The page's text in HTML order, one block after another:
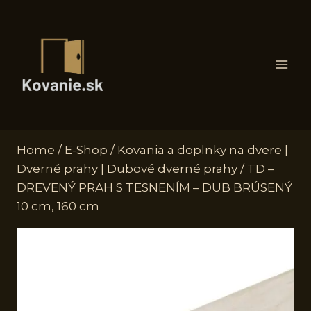
Home / E-Shop / Kovania a doplnky na dvere |
Dverné prahy | Dubové dverné prahy / TD –
DREVENÝ PRAH S TESNENÍM – DUB BRÚSENÝ
10 cm, 160 cm